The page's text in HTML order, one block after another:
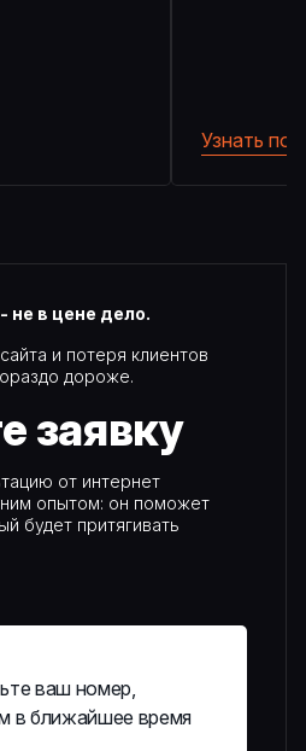
Узнать
не в цене дело.
и потеря клиентов
дороже.
заявку
от интернет
опытом: он поможет
будет притягивать
ваш номер,
в ближайшее время